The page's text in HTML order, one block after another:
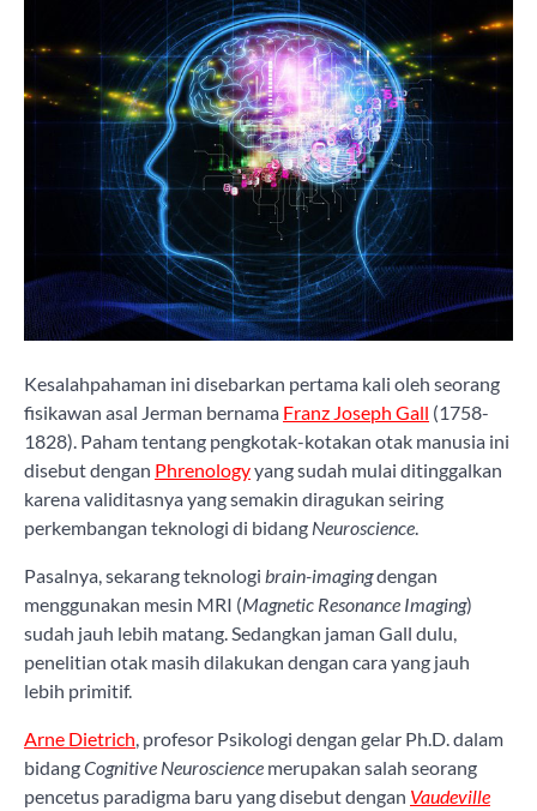
Kesalahpahaman ini disebarkan pertama kali oleh seorang
fisikawan asal Jerman bernama Franz Joseph Gall (1758-
1828). Paham tentang pengkotak-kotakan otak manusia ini
disebut dengan Phrenologyyang sudah mulai ditinggalkan
karena validitasnya yang semakin diragukan seiring
perkembangan teknologi di bidang Neuroscience.
Pasalnya, sekarang teknologi brain-imagingdengan
menggunakan mesin MRI (Magnetic Resonance Imaging)
sudah jauh lebih matang. Sedangkan jaman Gall dulu,
penelitian otak masih dilakukan dengan cara yang jauh
lebih primitif.
Arne Dietrich, profesor Psikologi dengan gelar Ph.D. dalam
bidangCognitive Neuroscience merupakan salah seorang
pencetus paradigma baru yang disebut dengan Vaudeville